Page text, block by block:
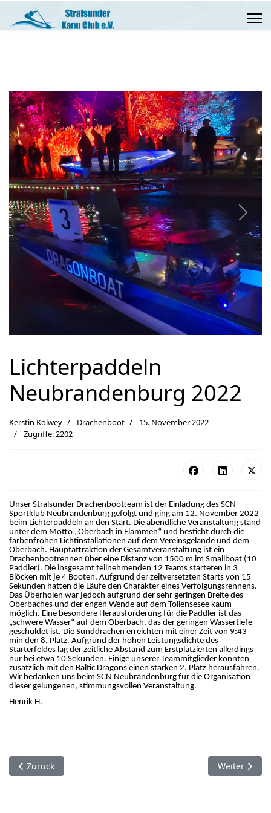
Previous Next
Lichterpaddeln
Neubrandenburg 2022
Kerstin Kolwey Drachenboot
15. November 2022
Zugriffe: 2202
Unser Stralsunder Drachenbootteam ist der Einladung des SCN
Sportklub Neubrandenburg gefolgt und ging am 12. November 2022
beim Lichterpaddeln an den Start. Die abendliche Veranstaltung stand
unter dem Motto „Oberbach in Flammen“ und besticht durch die
farbenfrohen Lichtinstallationen auf dem Vereinsgelände und dem
Oberbach. Hauptattraktion der Gesamtveranstaltung ist ein
Drachenbootrennen über eine Distanz von 1500 m im Smallboat (10
Paddler). Die insgesamt teilnehmenden 12 Teams starteten in 3
Blöcken mit je 4 Booten. Aufgrund der zeitversetzten Starts von 15
Sekunden hatten die Läufe den Charakter eines Verfolgungsrennens.
Das Überholen war jedoch aufgrund der sehr geringen Breite des
Oberbaches und der engen Wende auf dem Tollensesee kaum
möglich. Eine besondere Herausforderung für die Paddler ist das
„schwere Wasser“ auf dem Oberbach, das der geringen Wassertiefe
geschuldet ist. Die Sunddrachen erreichten mit einer Zeit von 9:43
min den 8. Platz. Aufgrund der hohen Leistungsdichte des
Starterfeldes lag der zeitliche Abstand zum Erstplatzierten allerdings
nur bei etwa 10 Sekunden. Einige unserer Teammitglieder konnten
zusätzlich mit den Baltic Dragons einen starken 2. Platz herausfahren.
Wir bedanken uns beim SCN Neubrandenburg für die Organisation
dieser gelungenen, stimmungsvollen Veranstaltung.
Henrik H.
Vorheriger Beitrag: Vom 03. bis 05. Mai 2024 fand wieder in
Zurück Nächster
Weiter